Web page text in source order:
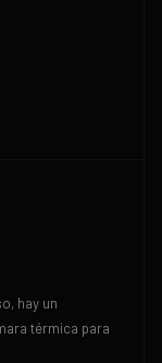
hay un
térmica para